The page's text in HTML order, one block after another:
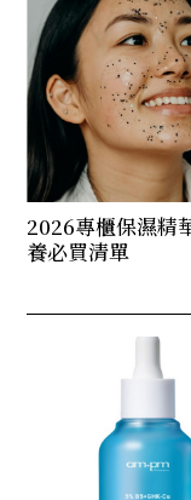
2026專櫃保濕精
養必買清單